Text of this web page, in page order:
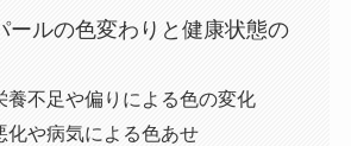
ールの色変わりと健康状態の
養不足や偏りによる色の変化
化や病気による色あせ